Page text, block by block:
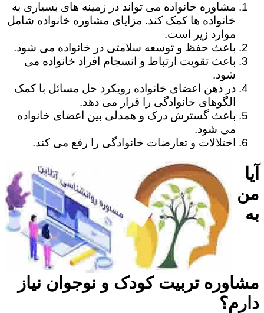
مشاوره خانواده می تواند در زمینه های بسیاری به
خانواده ها کمک کند. مزایای مشاوره خانواده شامل
موارد زیر است.
باعث حفظ و توسعه سلامتی در خانواده می شود.
باعث تقویت ارتباط و انسجام افراد خانواده می
شود.
در ذهن اعضای خانواده رویکرد حل مسائل با کمک
الگوهای خانوادگی را قرار می دهد.
باعث گسترش درک و همدلی بین اعضای خانواده
می شود.
اختلالات و تعارضات خانوادگی را رفع می کند.
آیا
من
به
مشاوره تربیت کودک و نوجوان نیاز
دارم؟